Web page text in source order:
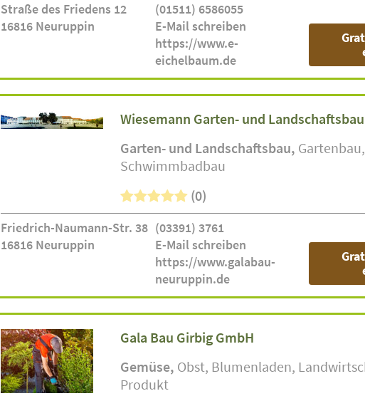
Straße des Friedens 12
16816 Neuruppin
(01511) 6586055
E-Mail schreiben
https://www.e-
eichelbaum.de
Wiesemann Garten- und Landschaftsbau
Garten- und Landschaftsbau Gartenbau
Schwimmbadbau
(0)
Friedrich-Naumann-Str. 38
16816 Neuruppin
(03391) 3761
E-Mail schreiben
https://www.galabau-
neuruppin.de
Gala Bau Girbig GmbH
Gemüse Obst Blumenladen
Produkt